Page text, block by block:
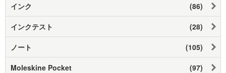
インク (86)
インクテスト (28)
ノート (105)
Moleskine Pocket (97)